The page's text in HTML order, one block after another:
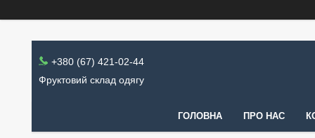
+380 (67) 421-02-44
Фруктовий склад одягу
ГОЛОВНА ПРО НАС